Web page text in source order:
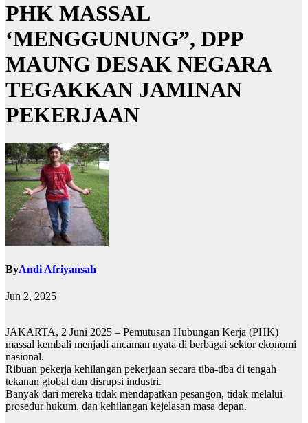
PHK MASSAL
‘MENGGUNUNG”, DPP
MAUNG DESAK NEGARA
TEGAKKAN JAMINAN
PEKERJAAN
ByAndi Afriyansah
Jun 2, 2025
JAKARTA, 2 Juni 2025 – Pemutusan Hubungan Kerja (PHK)
massal kembali menjadi ancaman nyata di berbagai sektor ekonomi
nasional.
Ribuan pekerja kehilangan pekerjaan secara tiba-tiba di tengah
tekanan global dan disrupsi industri.
Banyak dari mereka tidak mendapatkan pesangon, tidak melalui
prosedur hukum, dan kehilangan kejelasan masa depan.